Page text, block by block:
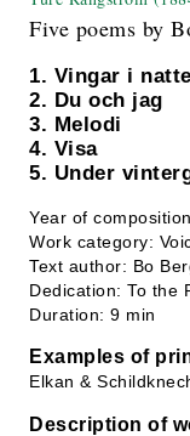
Five poems by
1. Vingar i
2. Du och jag
3. Melodi
4. Visa
5. Under
Year of
Work category:
Text author: Bo
Dedication: To the
Duration: 9 min
Examples of
Elkan &
Description of